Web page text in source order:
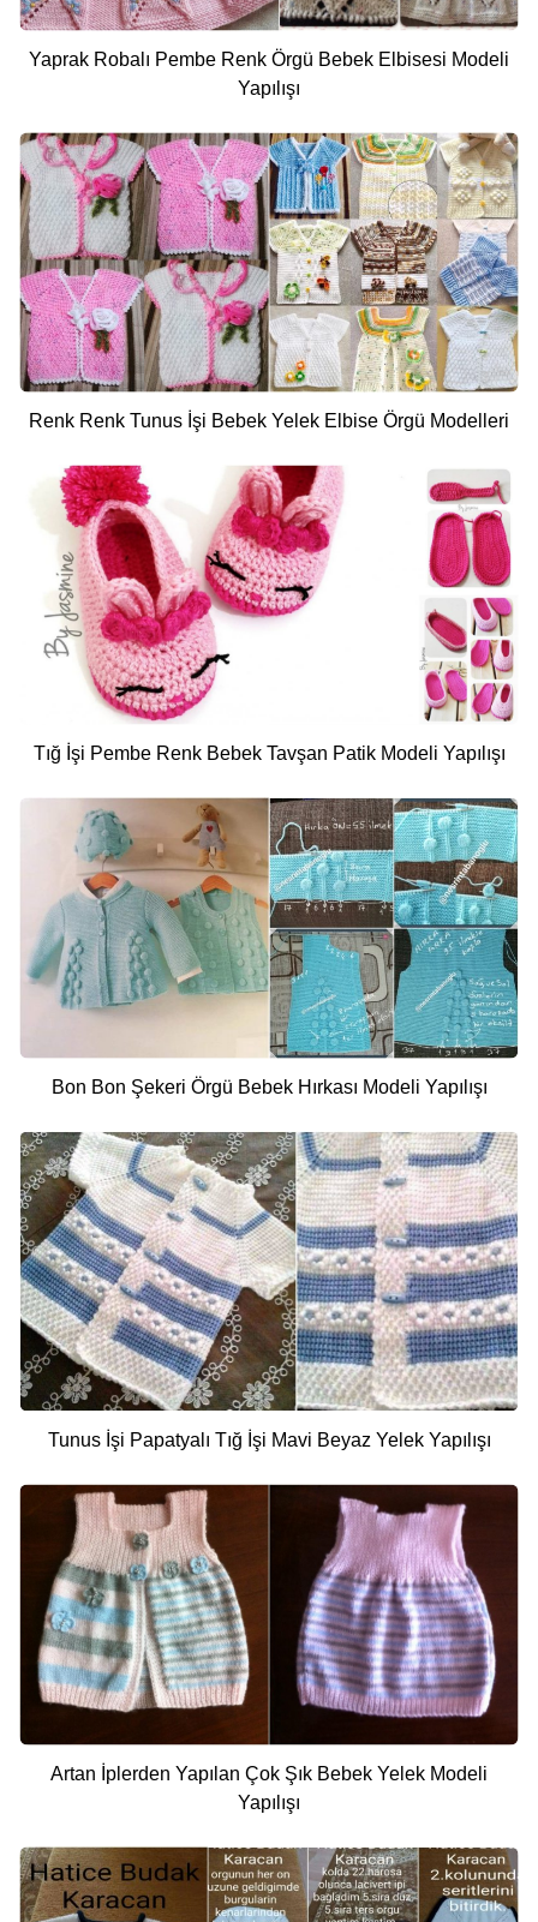
Yaprak Robalı Pembe Renk Örgü Bebek Elbisesi Modeli
Yapılışı
Renk Renk Tunus İşi Bebek Yelek Elbise Örgü Modelleri
Tığ İşi Pembe Renk Bebek Tavşan Patik Modeli Yapılışı
Bon Bon Şekeri Örgü Bebek Hırkası Modeli Yapılışı
Tunus İşi Papatyalı Tığ İşi Mavi Beyaz Yelek Yapılışı
Artan İplerden Yapılan Çok Şık Bebek Yelek Modeli
Yapılışı